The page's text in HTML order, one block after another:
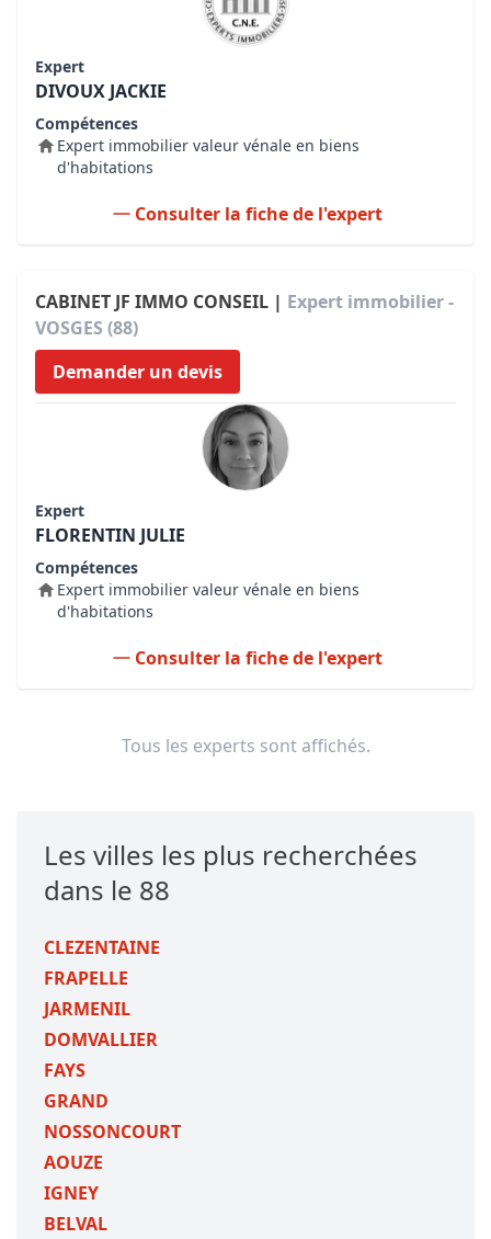
Expert
DIVOUX JACKIE
Compétences
Expert immobilier valeur vénale en biens
d'habitations
Consulter la fiche de l'expert
CABINET JF IMMO CONSEIL | Expert immobilier -
VOSGES (88)
Demander un devis
Expert
FLORENTIN JULIE
Compétences
Expert immobilier valeur vénale en biens
d'habitations
Consulter la fiche de l'expert
Tous les experts sont affichés.
Les villes les plus recherchées
dans le 88
CLEZENTAINE
FRAPELLE
JARMENIL
DOMVALLIER
FAYS
GRAND
NOSSONCOURT
AOUZE
IGNEY
BELVAL